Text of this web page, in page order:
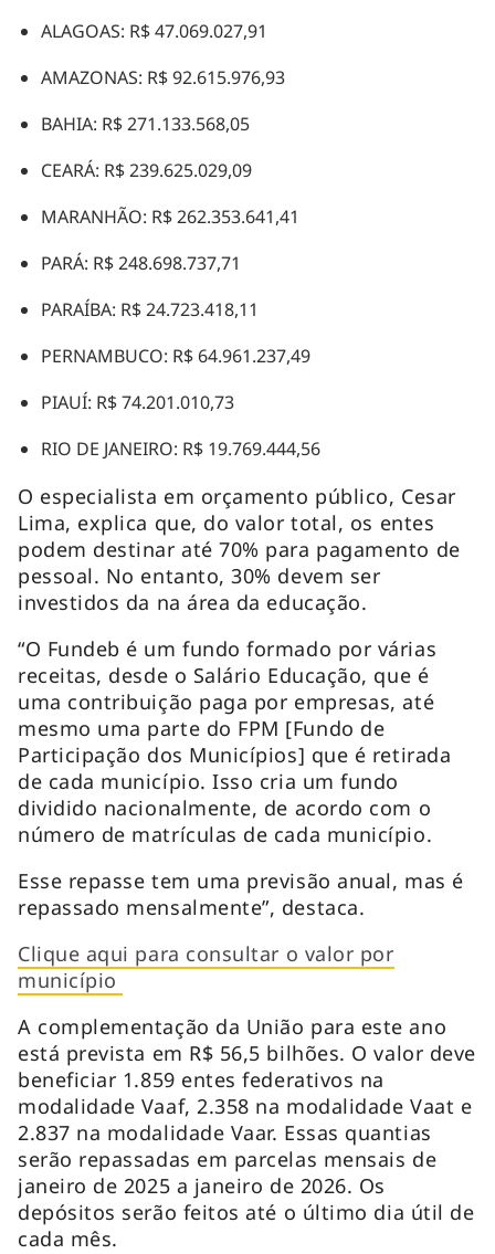
ALAGOAS: R$ 47.069.027,91
AMAZONAS: R$ 92.615.976,93
BAHIA: R$ 271.133.568,05
CEARÁ: R$ 239.625.029,09
MARANHÃO: R$ 262.353.641,41
PARÁ: R$ 248.698.737,71
PARAÍBA: R$ 24.723.418,11
PERNAMBUCO: R$ 64.961.237,49
PIAUÍ: R$ 74.201.010,73
RIO DE JANEIRO: R$ 19.769.444,56
O especialista em orçamento público, Cesar
Lima, explica que, do valor total, os entes
podem destinar até 70% para pagamento de
pessoal. No entanto, 30% devem ser
investidos da na área da educação.
“O Fundeb é um fundo formado por várias
receitas, desde o Salário Educação, que é
uma contribuição paga por empresas, até
mesmo uma parte do FPM [Fundo de
Participação dos Municípios] que é retirada
de cada município. Isso cria um fundo
dividido nacionalmente, de acordo com o
número de matrículas de cada município.
Esse repasse tem uma previsão anual, mas é
repassado mensalmente”, destaca.
Clique aqui para consultar o valor por
município
A complementação da União para este ano
está prevista em R$ 56,5 bilhões. O valor deve
beneficiar 1.859 entes federativos na
modalidade Vaaf, 2.358 na modalidade Vaat e
2.837 na modalidade Vaar. Essas quantias
serão repassadas em parcelas mensais de
janeiro de 2025 a janeiro de 2026. Os
depósitos serão feitos até o último dia útil de
cada mês.